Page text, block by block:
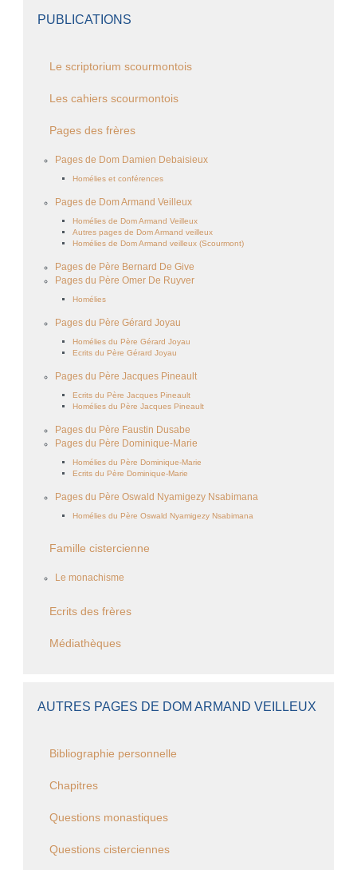
PUBLICATIONS
Le scriptorium scourmontois
Les cahiers scourmontois
Pages des frères
Pages de Dom Damien Debaisieux
Homélies et conférences
Pages de Dom Armand Veilleux
Homélies de Dom Armand Veilleux
Autres pages de Dom Armand veilleux
Homélies de Dom Armand veilleux (Scourmont)
Pages de Père Bernard De Give
Pages du Père Omer De Ruyver
Homélies
Pages du Père Gérard Joyau
Homélies du Père Gérard Joyau
Ecrits du Père Gérard Joyau
Pages du Père Jacques Pineault
Ecrits du Père Jacques Pineault
Homélies du Père Jacques Pineault
Pages du Père Faustin Dusabe
Pages du Père Dominique-Marie
Homélies du Père Dominique-Marie
Ecrits du Père Dominique-Marie
Pages du Père Oswald Nyamigezy Nsabimana
Homélies du Père Oswald Nyamigezy Nsabimana
Famille cistercienne
Le monachisme
Ecrits des frères
Médiathèques
AUTRES PAGES DE DOM ARMAND VEILLEUX
Bibliographie personnelle
Chapitres
Questions monastiques
Questions cisterciennes